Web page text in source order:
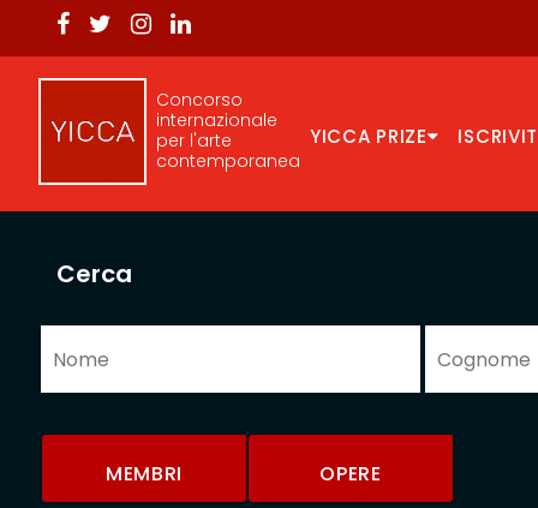
Concorso
internazionale
per l'arte
contemporanea
YICCA PRIZE
Cerca
MEMBRI OPERE